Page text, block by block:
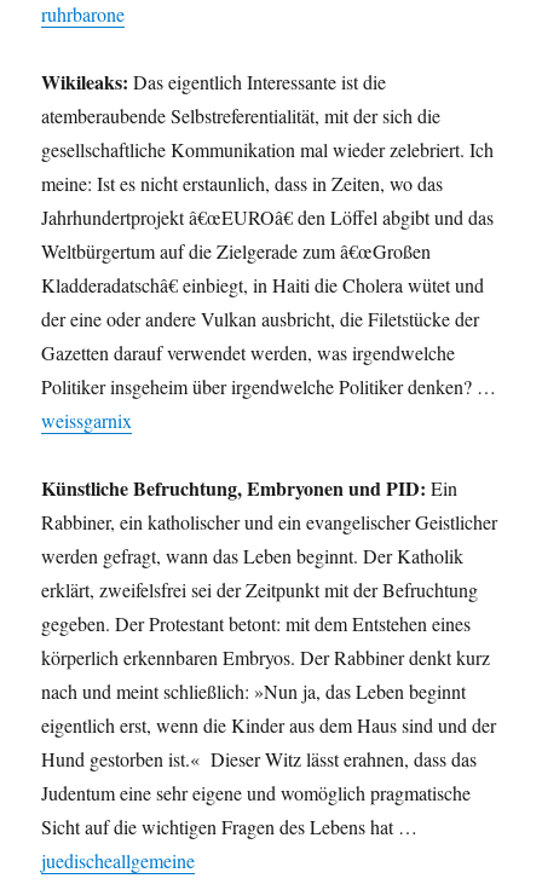
ruhrbarone
Wikileaks: Das eigentlich Interessante ist die
atemberaubende Selbstreferentialität, mit der sich die
gesellschaftliche Kommunikation mal wieder zelebriert. Ich
meine: Ist es nicht erstaunlich, dass in Zeiten, wo das
Jahrhundertprojekt â€œEUROâ€ den Löffel abgibt und das
Weltbürgertum auf die Zielgerade zum â€œGroßen
Kladderadatschâ€ einbiegt, in Haiti die Cholera wütet und
der eine oder andere Vulkan ausbricht, die Filetstücke der
Gazetten darauf verwendet werden, was irgendwelche
Politiker insgeheim über irgendwelche Politiker denken? …
weissgarnix
Künstliche Befruchtung, Embryonen und PID: Ein
Rabbiner, ein katholischer und ein evangelischer Geistlicher
werden gefragt, wann das Leben beginnt. Der Katholik
erklärt, zweifelsfrei sei der Zeitpunkt mit der Befruchtung
gegeben. Der Protestant betont: mit dem Entstehen eines
körperlich erkennbaren Embryos. Der Rabbiner denkt kurz
nach und meint schließlich: »Nun ja, das Leben beginnt
eigentlich erst, wenn die Kinder aus dem Haus sind und der
Hund gestorben ist.« Dieser Witz lässt erahnen, dass das
Judentum eine sehr eigene und womöglich pragmatische
Sicht auf die wichtigen Fragen des Lebens hat …
juedischeallgemeine